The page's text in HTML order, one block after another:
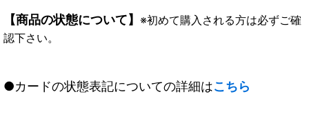
【商品の状態について】 ※初めて購入される方は必ずご確
認下さい。
●カードの状態表記についての詳細はこちら